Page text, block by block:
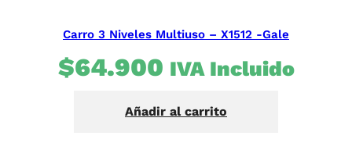
Carro 3 Niveles Multiuso – X1512 -Gale
$64.900 IVA Incluido
Añadir al carrito